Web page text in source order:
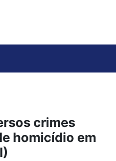
crimes
homicídio em